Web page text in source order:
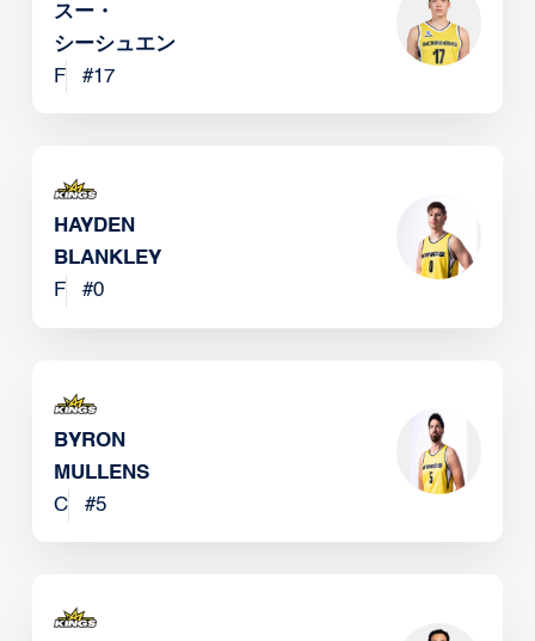
スー・
シーシュエン
F
#17
HAYDEN
BLANKLEY
F
#0
BYRON
MULLENS
C
#5